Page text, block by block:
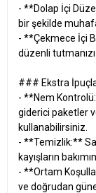
- **Dolap İçi
bir şekilde
- **Çekmece İçi
düzenli
### Ekstra
- **Nem
giderici paketler
kullanabilirsiniz.
- **Temizlik:**
kayışların
- **Ortam
ve doğrudan